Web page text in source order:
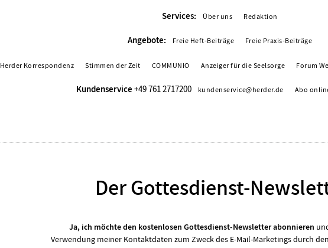
Services: Über uns Redaktion
Angebote: Freie Heft-Beiträge Freie Praxis-Beiträge
Herder Korrespondenz Stimmen der Zeit COMMUNIO Anzeiger für die Seelsorge Forum
Kundenservice +49 761 2717200 kundenservice@herder.de Abo
Der Gottesdienst-
Ja, ich möchte den kostenlosen Gottesdienst-Newsletter abonnieren
Verwendung meiner Kontaktdaten zum Zweck des E-Mail-Marketings durch